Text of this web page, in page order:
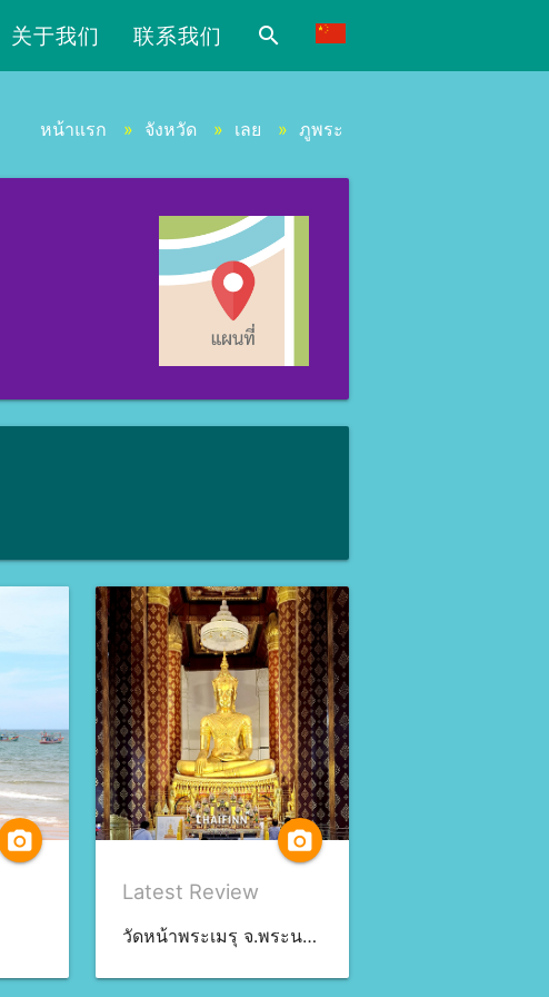
关于我们 联系我们 search
หน้าแรก » จังหวัด » เลย » ภูพระ
camera_alt camera_alt
Latest Review
วัดหน้าพระเมรุ จ.พระนครศรีอยุธยา